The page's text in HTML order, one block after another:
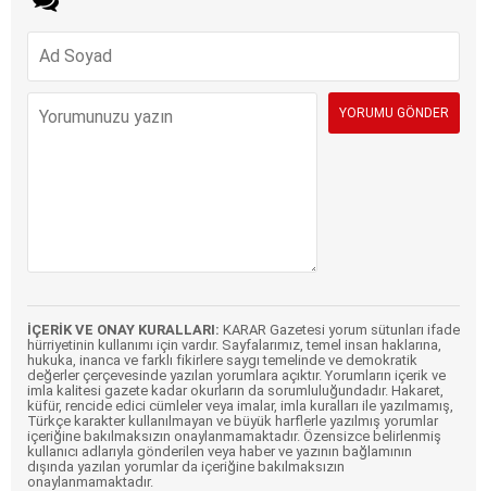
İÇERİK VE ONAY KURALLARI: KARAR Gazetesi yorum sütunları ifade
hürriyetinin kullanımı için vardır. Sayfalarımız, temel insan haklarına,
hukuka, inanca ve farklı fikirlere saygı temelinde ve demokratik
değerler çerçevesinde yazılan yorumlara açıktır. Yorumların içerik ve
imla kalitesi gazete kadar okurların da sorumluluğundadır. Hakaret,
küfür, rencide edici cümleler veya imalar, imla kuralları ile yazılmamış,
Türkçe karakter kullanılmayan ve büyük harflerle yazılmış yorumlar
içeriğine bakılmaksızın onaylanmamaktadır. Özensizce belirlenmiş
kullanıcı adlarıyla gönderilen veya haber ve yazının bağlamının
dışında yazılan yorumlar da içeriğine bakılmaksızın
onaylanmamaktadır.